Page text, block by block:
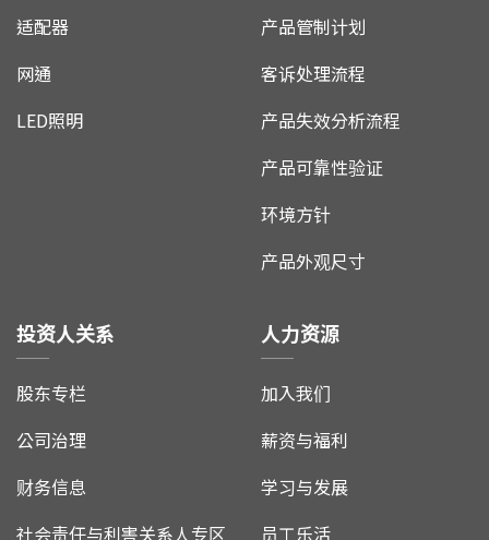
适配器
网通
LED照明
产品管制计划
客诉处理流程
产品失效分析流程
产品可靠性验证
环境方针
产品外观尺寸
投资人关系
股东专栏
公司治理
财务信息
社会责任与利害关系人专区
人力资源
加入我们
薪资与福利
学习与发展
员工乐活